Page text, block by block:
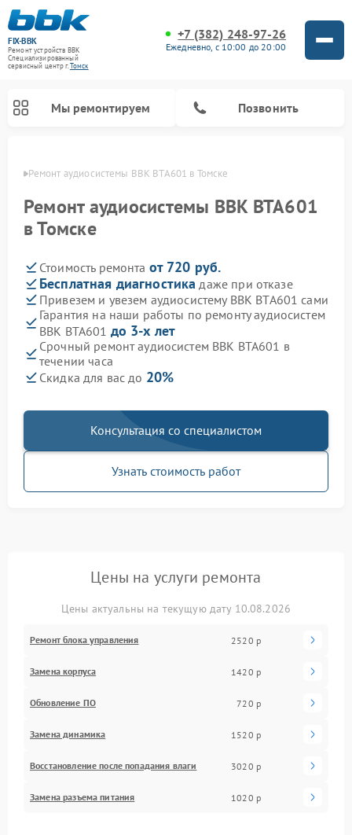
FIX-BBK
Ремонт устройств BBK
Специализированный
cервисный центр г.Томск
+7 (382) 248-97-26
Ежедневно, с 10:00 до 20:00
Мы ремонтируем Позвонить
Ремонт аудиосистемы BBK BTA601 в Томске
Ремонт аудиосистемы BBK BTA601
в Томске
Стоимость ремонта от 720 руб.
Бесплатная диагностика даже при отказе
Привезем и увезем аудиосистему BBK BTA601 сами
Гарантия на наши работы по ремонту аудиосистем
BBK BTA601 до 3-х лет
Срочный ремонт аудиосистем BBK BTA601 в
течении часа
Скидка для вас до 20%
Консультация со специалистом
Узнать стоимость работ
Цены на услуги ремонта
Цены актуальны на текущую дату 10.08.2026
Ремонт блока управления 2520 р
Замена корпуса 1420 р
Обновление ПО 720 р
Замена динамика 1520 р
Восстановление после попадания влаги 3020 р
Замена разъема питания 1020 р